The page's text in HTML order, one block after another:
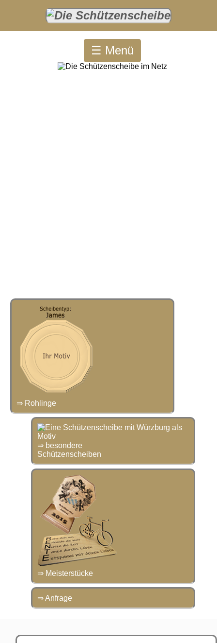
☰ Menü
⇒ Rohlinge
⇒ besondere
Schützenscheiben
⇒ Meisterstücke
⇒ Anfrage